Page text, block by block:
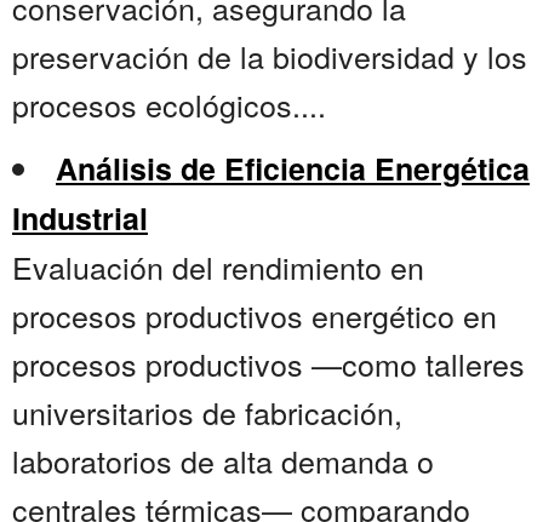
preservación de la biodiversidad y los
procesos ecológicos....
Análisis de Eficiencia Energética
Industrial
Evaluación del rendimiento en
procesos productivos energético en
procesos productivos —como talleres
universitarios de fabricación,
laboratorios de alta demanda o
centrales térmicas— comparando